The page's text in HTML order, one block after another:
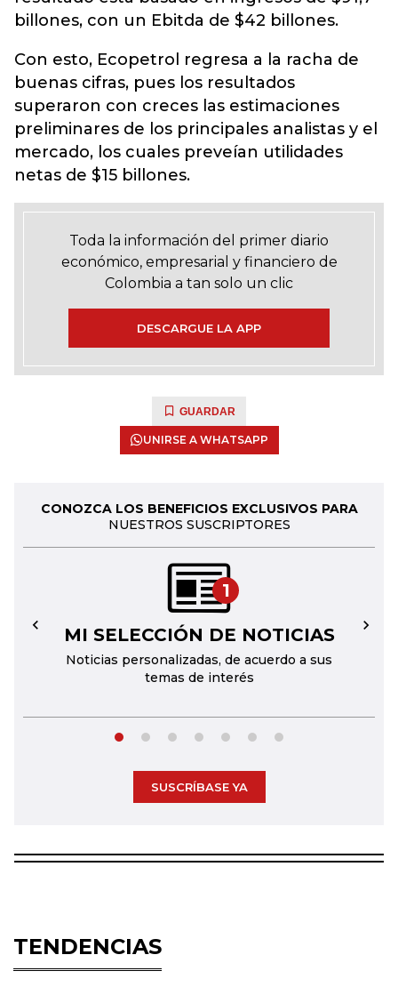
billones, con un Ebitda de $42 billones.
Con esto, Ecopetrol regresa a la racha de
buenas cifras, pues los resultados
superaron con creces las estimaciones
preliminares de los principales analistas y el
mercado, los cuales preveían utilidades
netas de $15 billones.
Toda la información del primer diario
económico, empresarial y financiero de
Colombia a tan solo un clic
DESCARGUE LA APP
GUARDAR
UNIRSE A WHATSAPP
CONOZCA LOS BENEFICIOS EXCLUSIVOS PARA
NUESTROS SUSCRIPTORES
1
MI SELECCIÓN DE NOTICIAS
Noticias personalizadas, de acuerdo a sus
temas de interés
← →
SUSCRÍBASE YA
TENDENCIAS